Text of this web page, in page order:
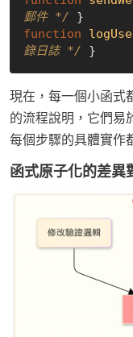
郵件 */
function
錄日誌 */
現在，每一個小函式
的流程說明，它們易
每個步驟的具體實作
函式原子化的差異